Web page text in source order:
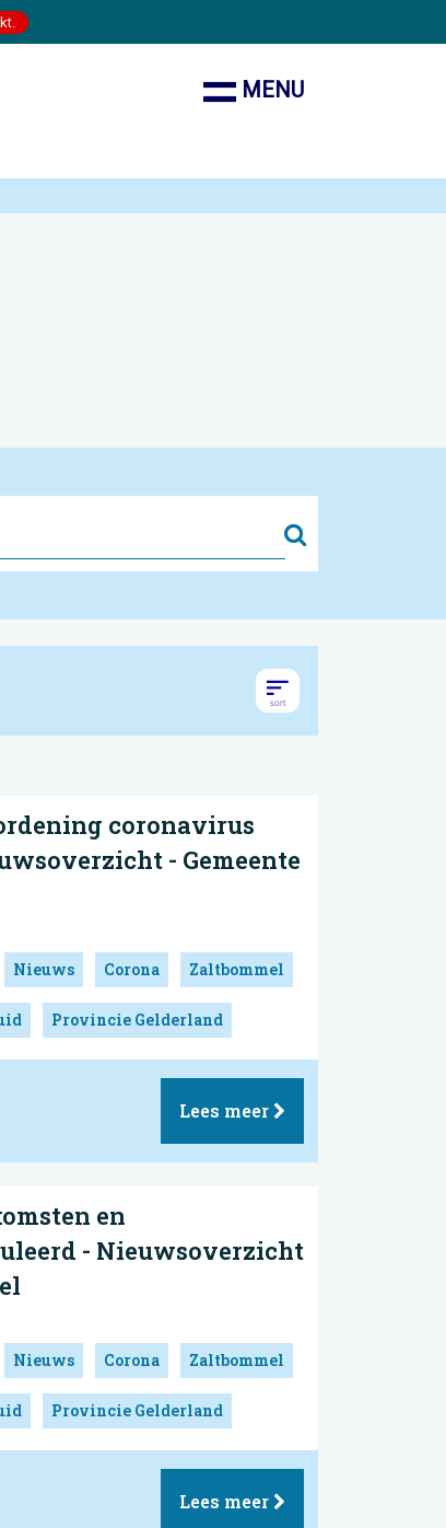
MENU
Zoek
coronavirus
- Gemeente
Nieuws Corona Zaltbommel
Provincie Gelderland
Lees meer
en
- Nieuwsoverzicht
Nieuws Corona Zaltbommel
Provincie Gelderland
Lees meer